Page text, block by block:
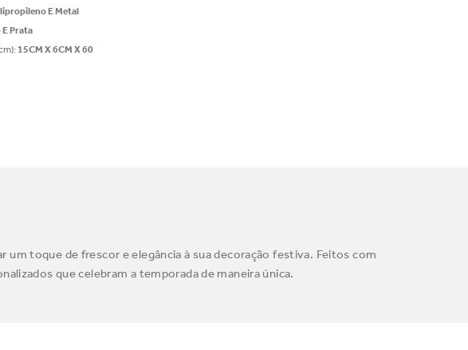
E Metal
Prata
: 15CM X 6CM X 60
um toque de frescor e elegância à sua decoração festiva. Feitos com
que celebram a temporada de maneira única.